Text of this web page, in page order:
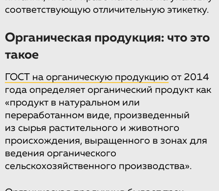
соответствующую отличительную этикетку.
Органическая продукция: что это
такое
ГОСТ на органическую продукцию от 2014
года определяет органический продукт как
«продукт в натуральном или
переработанном виде, произведенный
из сырья растительного и животного
происхождения, выращенного в зонах для
ведения органического
сельскохозяйственного производства».